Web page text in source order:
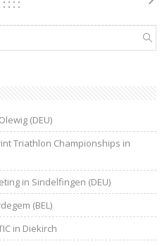
(DEU)
Triathlon Championships in
in Sindelfingen (DEU)
(BEL)
in Diekirch